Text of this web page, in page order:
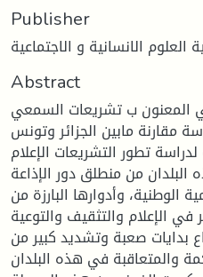
Publisher
الانسانية و الاجتماعية
Abstract
المعنون ب تشريعات السمعي
مقارنة مابين الجزائر وتونس
تطور التشريعات الإعلام
من منطلق دور الإذاعة
الوطنية، وأدوارها البارزة من
الإعلام والتثقيف والتوعية
بدايات صعبة وتشديد كبير من
والمتعاقبة في هذه البلدان